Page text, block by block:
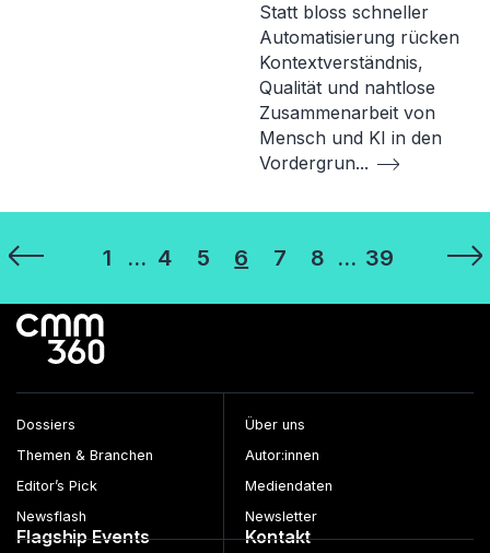
Statt bloss schneller
Automatisierung rücken
Kontextverständnis,
Qualität und nahtlose
Zusammenarbeit von
Mensch und KI in den
Vordergrun...
Seitennummerierung
der
Beiträge
1 … 4 5 6 7 8 … 39
Dossiers
Themen & Branchen
Editor’s Pick
Newsflash
Über uns
Autor:innen
Mediendaten
Newsletter
Flagship Events Kontakt